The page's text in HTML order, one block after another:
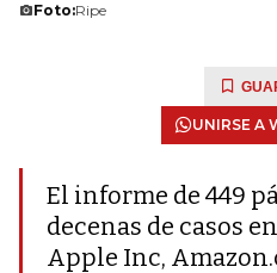
Foto:Ripe
UNIRSE A
El informe de 449
decenas de casos
Apple Inc,